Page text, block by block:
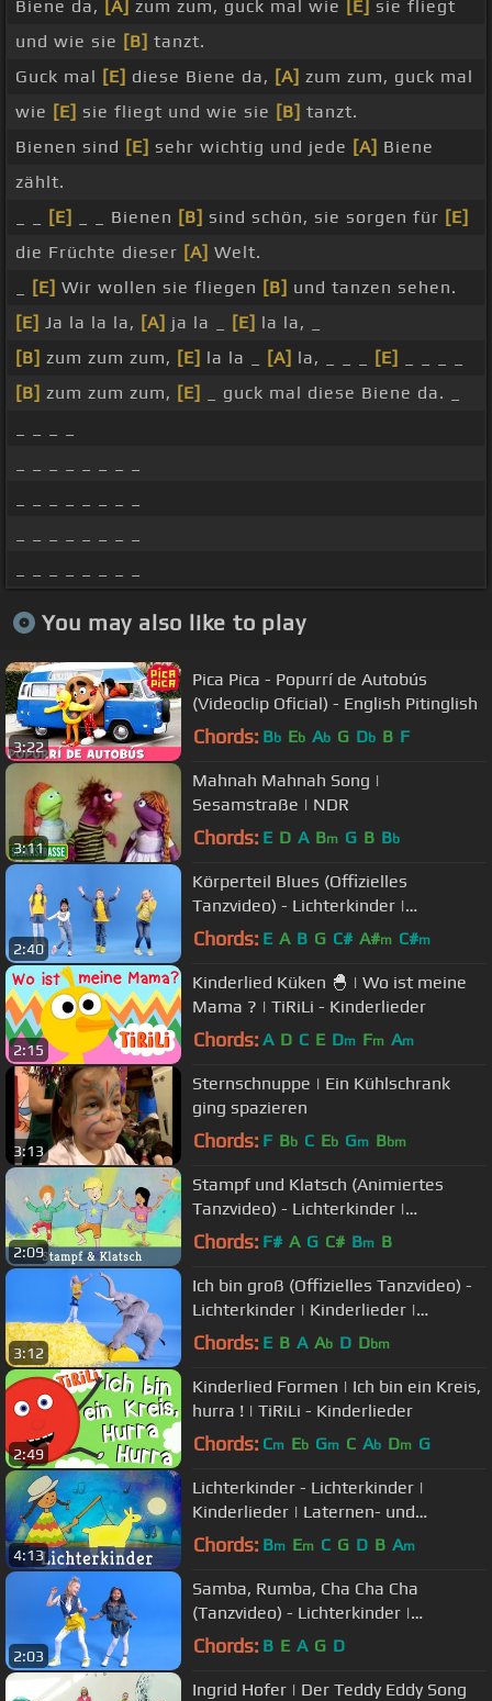
Biene da, [A] zum zum, guck mal wie [E]
sie fliegt
und wie sie [B] tanzt.
Guck mal [E] diese Biene da, [A] zum zum, guck mal
wie [E] sie fliegt und wie sie [B] tanzt.
Bienen sind [E] sehr wichtig und jede [A] Biene
zählt.
[E] _ _ Bienen [B] sind schön, sie sorgen für [E]
die Früchte dieser [A] Welt.
[E] Wir wollen sie fliegen [B] und tanzen sehen.
[E] Ja la la la, [A] ja la _ [E] la la, _
[B] zum zum zum, [E] la la _ [A] la, _ _ _ [E]
[B] zum zum zum, [E]
_ guck mal diese Biene da. _
You may also like to play
3:22
Pica Pica - Popurrí de Autobús
(Videoclip Oficial) - English Pitinglish
Chords: Bb Eb Ab G Db B F
3:11
Mahnah Mahnah Song |
Sesamstraße | NDR
Chords: E D A Bm G B Bb
2:40
Körperteil Blues (Offizielles
Tanzvideo) - Lichterkinder |
Kinderlieder | Bewegungslieder
Chords: E A B G C# A#m C#m
2:15
Kinderlied Küken 🐣 | Wo ist meine
Mama ? | TiRiLi - Kinderlieder
Chords: A D C E Dm Fm Am
3:13
Sternschnuppe | Ein Kühlschrank
ging spazieren
Chords: F Bb C Eb Gm Bbm
2:09
Stampf und Klatsch (Animiertes
Tanzvideo) - Lichterkinder |
Kinderlieder | Bewegungslieder
Chords: F# A G C# Bm B
3:12
Ich bin groß (Offizielles Tanzvideo) -
Lichterkinder | Kinderlieder |
Bewegungslieder
Chords: E B A Ab D Dbm
2:49
Kinderlied Formen | Ich bin ein Kreis,
hurra ! | TiRiLi - Kinderlieder
Chords: Cm Eb Gm C Ab Dm G
4:13
Lichterkinder - Lichterkinder |
Kinderlieder | Laternen- und
Herbstlieder von Kindern für Kinder
Chords: Bm Em C G D B Am
2:03
Samba, Rumba, Cha Cha Cha
(Tanzvideo) - Lichterkinder |
Kinderlieder | Tanzlied
Chords: B E A G D
Ingrid Hofer | Der Teddy Eddy Song